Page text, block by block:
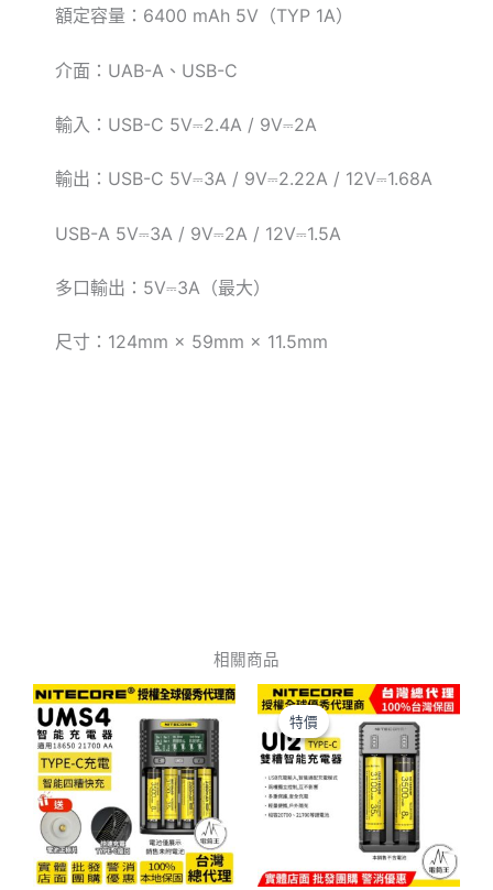
額定容量： 6400 mAh 5V （TYP 1A）
介面： UAB-A 、 USB-C
輸入： USB-C 5V⎓2.4A / 9V⎓2A
輸出： USB-C 5V⎓3A / 9V⎓2.22A / 12V⎓1.68A
USB-A 5V⎓3A / 9V⎓2A / 12V⎓1.5A
多口輸出： 5V⎓3A （最大）
尺寸： 124mm × 59mm × 11.5mm
相關商品
特價
特價
原
始
價
格：
NT$399。
目
前
價
格：
NT$360。